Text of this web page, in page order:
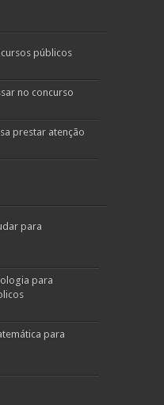
públicos
no concurso
prestar atenção
para
para
para